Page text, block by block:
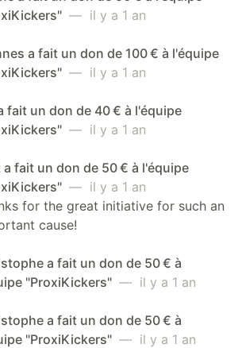
— il y a 1 an
a fait un don de 100 € à l'équipe
— il y a 1 an
fait un don de 40 € à l'équipe
— il y a 1 an
a fait un don de 50 € à l'équipe
— il y a 1 an
for the great initiative for such an
cause!
a fait un don de 50 € à
"ProxiKickers" — il y a 1 an
a fait un don de 50 € à
"ProxiKickers" — il y a 1 an